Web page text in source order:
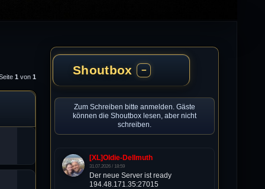
1 von 1 Shoutbox −
Zum Schreiben bitte anmelden. Gäste
können die Shoutbox lesen, aber nicht
schreiben.
[XL]Oldie-Dellmuth
31.07.2026 / 18:59
Der neue Server ist ready
194.48.171.35:27015